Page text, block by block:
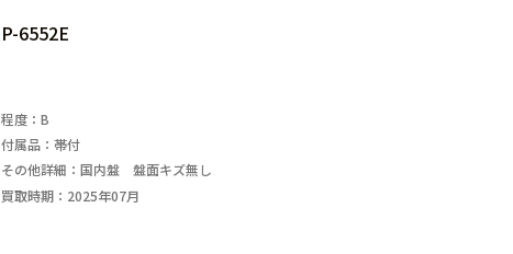
P-6552E
程度：B
付属品：帯付
その他詳細：国内盤 盤面キズ無し
買取時期：2025年07月